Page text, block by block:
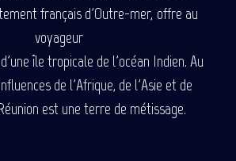
français d'Outre-mer, offre au
voyageur
île tropicale de l'océan Indien. Au
de l'Afrique, de l'Asie et de
est une terre de métissage.